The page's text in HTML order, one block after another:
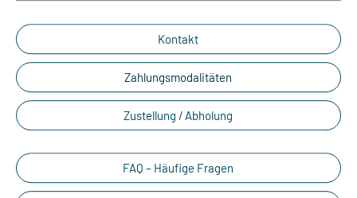
Kontakt
Zahlungsmodalitäten
Zustellung / Abholung
FAQ – Häufige Fragen